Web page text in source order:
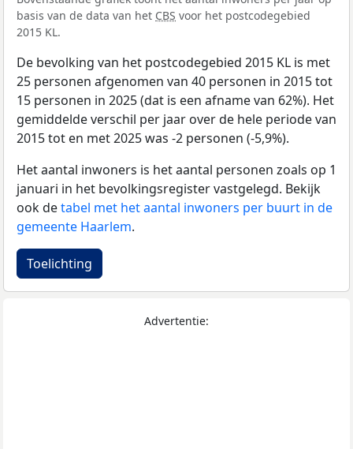
basis van de data van het CBS voor het postcodegebied
2015 KL.
De bevolking van het postcodegebied 2015 KL is met
25 personen afgenomen van 40 personen in 2015 tot
15 personen in 2025 (dat is een afname van 62%). Het
gemiddelde verschil per jaar over de hele periode van
2015 tot en met 2025 was -2 personen (-5,9%).
Het aantal inwoners is het aantal personen zoals op 1
januari in het bevolkingsregister vastgelegd. Bekijk
ook detabel met het aantal inwoners per buurt in de
gemeente Haarlem.
Toelichting
Advertentie: